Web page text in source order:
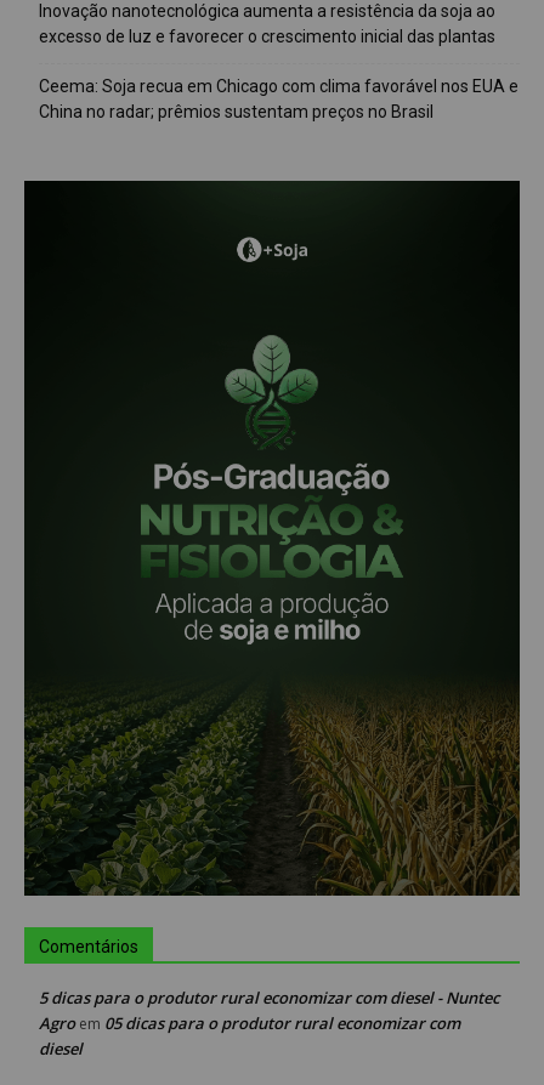
Inovação nanotecnológica aumenta a resistência da soja ao
excesso de luz e favorecer o crescimento inicial das plantas
Ceema: Soja recua em Chicago com clima favorável nos EUA e
China no radar; prêmios sustentam preços no Brasil
Comentários
5 dicas para o produtor rural economizar com diesel - Nuntec
Agroem 05 dicas para o produtor rural economizar com
diesel